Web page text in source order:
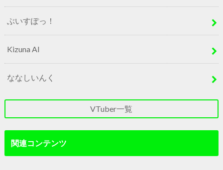
ぶいすぽっ！
Kizuna AI
ななしいんく
VTuber一覧
関連コンテンツ